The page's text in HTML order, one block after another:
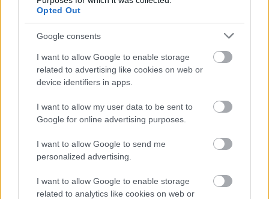
Opted Out
Google consents
I want to allow Google to enable storage
related to advertising like cookies on web or
device identifiers in apps.
I want to allow my user data to be sent to
Google for online advertising purposes.
I want to allow Google to send me
personalized advertising.
I want to allow Google to enable storage
related to analytics like cookies on web or
A Rókusfalvy Pince látogatóit madáretető- és
farsangi álarckészítés, üvegfestés,
szappangyúrás, kürtőskalácssütés és
sajtkészítés várja. Ugyanitt izgalmas
forraltborversenyen vehetünk részt Besenyei
Péterrel, Várkonyi Andreával, Bochkor
Gáborral, Giannival és Rókusfalvy Pállal.
Részletes programokról a rendezvény
honlapján
facebook oldalukon
olvashattok.